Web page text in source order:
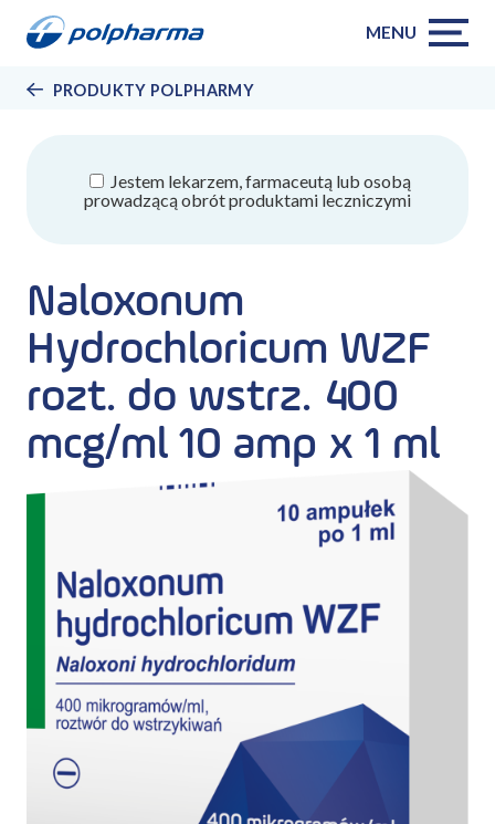
MENU
PRODUKTY POLPHARMY
Jestem lekarzem, farmaceutą lub osobą
prowadzącą obrót produktami leczniczymi
Naloxonum
Hydrochloricum WZF
rozt. do wstrz. 400
mcg/ml 10 amp x 1 ml